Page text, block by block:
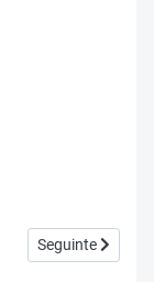
Artigo seguinte:
Seguinte